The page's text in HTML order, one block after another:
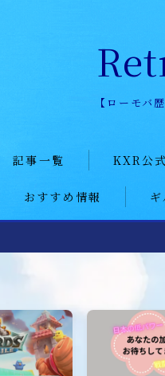
【ローモバ
記事一覧 KXR公
KXR
おすすめ情報